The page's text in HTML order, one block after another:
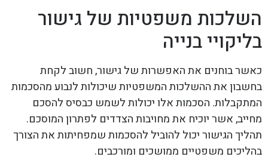
השלכות משפטיות של גישור
בליקויי בנייה
כאשר בוחנים את האפשרות של גישור, חשוב לקחת
בחשבון את ההשלכות המשפטיות שיכולות לנבוע מהסכמות
המתקבלות. הסכמות אלו יכולות לשמש כבסיס להסכם
מחייב, אשר יוכיח את מחויבות הצדדים לפתרון המוסכם.
תהליך הגישור יכול להוביל להסכמות שמפחיתות את הצורך
בהליכים משפטיים ממושכים ומורכבים.